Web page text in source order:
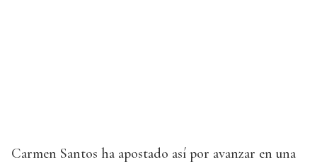
Carmen Santos ha apostado así por avanzar en una